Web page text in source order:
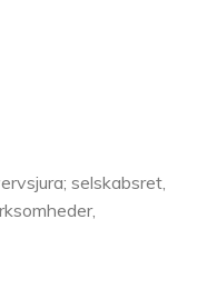
selskabsret,